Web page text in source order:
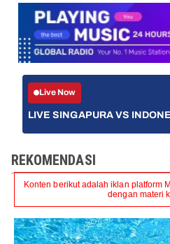
Live Now
LIVE SINGAPURA VS